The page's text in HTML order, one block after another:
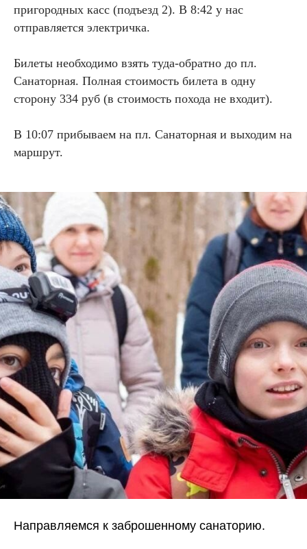
пригородных касс (подъезд 2). В 8:42 у нас
отправляется электричка.
Билеты необходимо взять туда-обратно до пл.
Санаторная. Полная стоимость билета в одну
сторону 334 руб (в стоимость похода не входит).
В 10:07 прибываем на пл. Санаторная и выходим на
маршрут.
Направляемся к заброшенному санаторию.